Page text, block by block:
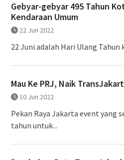
Gebyar-gebyar 495 Tahun
Kendaraan Umum
22 Jun 2022
22 Juni adalah Hari Ulang Tahun
Mau Ke PRJ, Naik
10 Jun 2022
Pekan Raya Jakarta event yang
tahun untuk...